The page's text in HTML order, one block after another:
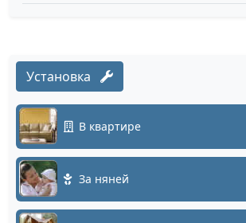
Установка
В квартире
За няней